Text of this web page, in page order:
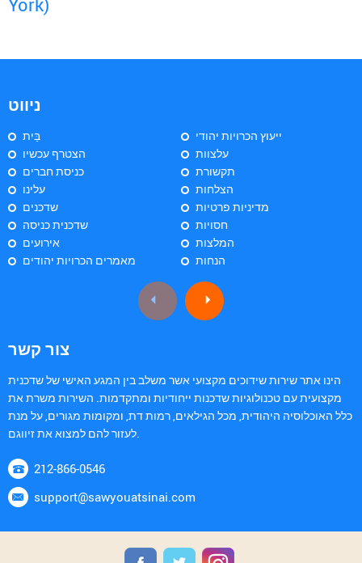
York)
ניווט
בַּיִת
הצטרף עכשיו
כניסת חברים
עלינו
שדכנים
שדכנית כניסה
אירועים
מאמרים הכרויות יהודים
ייעוץ הכרויות יהודי
עלצוות
תקשורת
הצלחות
מדיניות פרטיות
חסויות
המלצות
הנחות
צור קשר
הינו אתר שירות שידוכים מקצועי אשר משלב בין המגע האישי של שדכנית
מקצועית עם טכנולוגיות שדכנות ייחודיות ומתקדמות. השירות משרת את
כלל האוכלוסיה היהודית, מכל הגילאים, רמות דת, ומקומות מגורים, על מנת
לעזור להם למצוא את זיווגם.
212-866-0546
support@sawyouatsinai.com